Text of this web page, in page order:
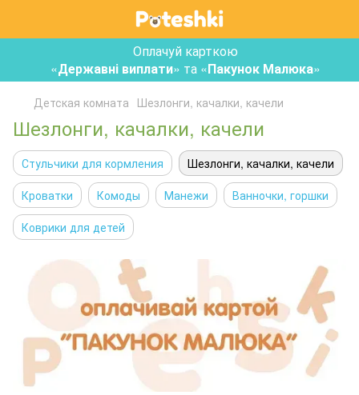
Оплачуй карткою
«Державні виплати» та «Пакунок Малюка»
Детская комната Шезлонги, качалки, качели
Шезлонги, качалки, качели
Стульчики для кормления
Шезлонги, качалки, качели
Кроватки
Комоды Манежи
Ванночки, горшки
Коврики для детей